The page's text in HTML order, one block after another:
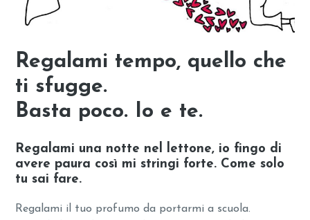
Regalami tempo, quello che
ti sfugge.
Basta poco. Io e te.
Regalami una notte nel lettone, io fingo di
avere paura così mi stringi forte. Come solo
tu sai fare.
Regalami il tuo profumo da portarmi a scuola.